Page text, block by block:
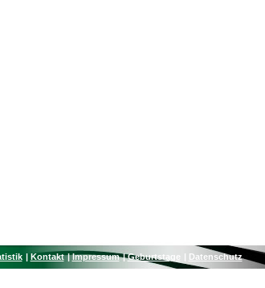
Kontakt Impressum Geburtstage Datenschutz